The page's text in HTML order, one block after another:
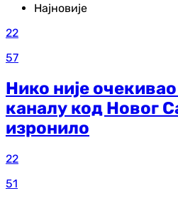
Најновије
22
57
Нико није
каналу код Новог
изронило
22
51